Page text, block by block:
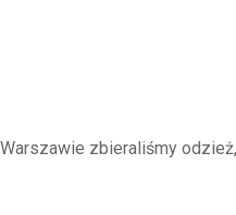
zbieraliśmy